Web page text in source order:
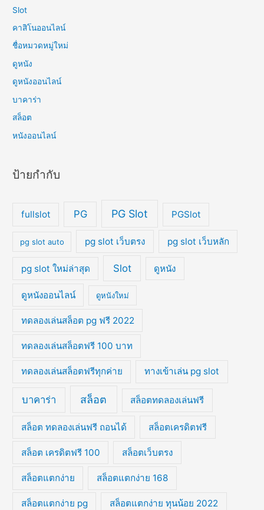
Slot
คาสิโนออนไลน์
ชื่อหมวดหมู่ใหม่
ดูหนัง
ดูหนังออนไลน์
บาคาร่า
สล็อต
หนังออนไลน์
ป้ายกำกับ
fullslot PG PG Slot PGSlot
pg slot auto pg slot เว็บตรง pg slot เว็บหลัก
pg slot ใหม่ล่าสุด Slot ดูหนัง
ดูหนังออนไลน์ ดูหนังใหม่
ทดลองเล่นสล็อต pg ฟรี 2022
ทดลองเล่นสล็อตฟรี 100 บาท
ทดลองเล่นสล็อตฟรีทุกค่าย ทางเข้าเล่น pg slot
บาคาร่า สล็อต สล็อตทดลองเล่นฟรี
สล็อต ทดลองเล่นฟรี ถอนได้ สล็อตเครดิตฟรี
สล็อต เครดิตฟรี 100 สล็อตเว็บตรง
สล็อตแตกง่าย สล็อตแตกง่าย 168
สล็อตแตกง่าย pg สล็อตแตกง่าย ทุนน้อย 2022